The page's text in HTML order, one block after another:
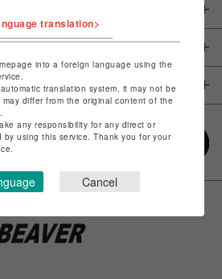
translation>
into a foreign language using the
translation system, it may not be
differ from the original content of the
any responsibility for any direct or
by using this service. Thank you for your
Cancel